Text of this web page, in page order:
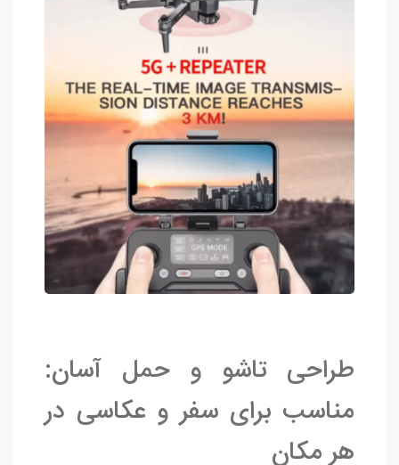
طراحی تاشو و حمل آسان:
مناسب برای سفر و عکاسی در
هر مکان